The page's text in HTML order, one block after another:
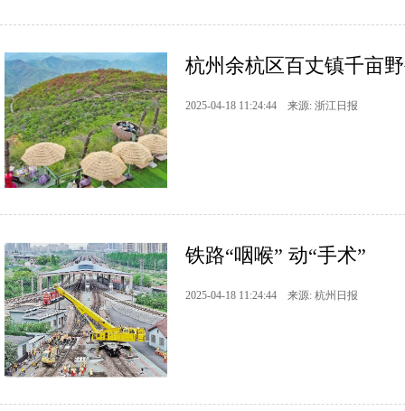
杭州余杭区百丈镇千亩
2025-04-18 11:24:44 来源: 浙江日报
铁路“咽喉” 动“手术”
2025-04-18 11:24:44 来源: 杭州日报